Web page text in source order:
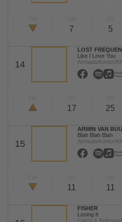
7 5
14
LOST
Like I Love You
Armada/Kontor/
17 25
15
ARMIN VAN
Blah Blah Blah
Armada/Kontor/
11 11
FISHER
Losing It
Catch & Release/